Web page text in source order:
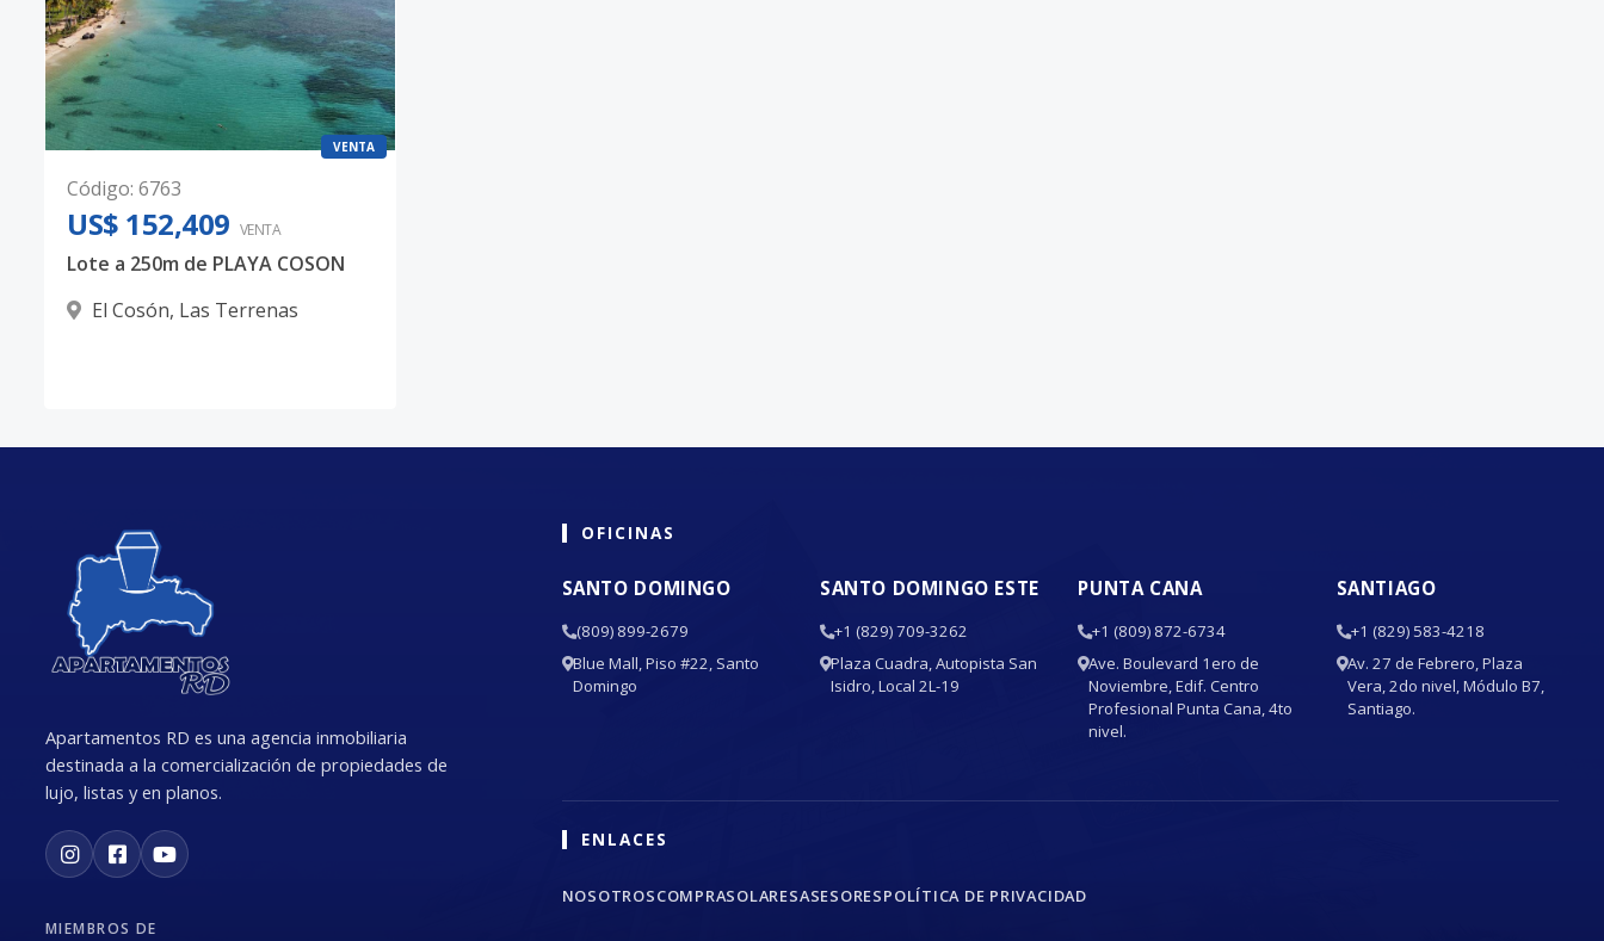
VENTA
Código: 6763
US$ 152,409 VENTA
Lote a 250m de PLAYA COSON
El Cosón, Las Terrenas
Apartamentos RD es una agencia inmobiliaria
destinada a la comercialización de propiedades de
lujo, listas y en planos.
MIEMBROS DE
OFICINAS
SANTO DOMINGO
(809) 899-2679
Blue Mall, Piso #22, Santo
Domingo
SANTO DOMINGO ESTE
+1 (829) 709-3262
Plaza Cuadra, Autopista San
Isidro, Local 2L-19
PUNTA CANA
+1 (809) 872-6734
Ave. Boulevard 1ero de
Noviembre, Edif. Centro
Profesional Punta Cana, 4to
nivel.
SANTIAGO
+1 (829) 583-4218
Av. 27 de Febrero, Plaza
Vera, 2do nivel, Módulo B7,
Santiago.
ENLACES
NOSOTROSCOMPRASOLARESASESORESPOLÍTICA DE PRIVACIDAD